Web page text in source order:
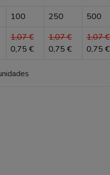
100 250 500
1,07 €
0,75 €
1,07 €
0,75 €
1,07 €
0,75 €